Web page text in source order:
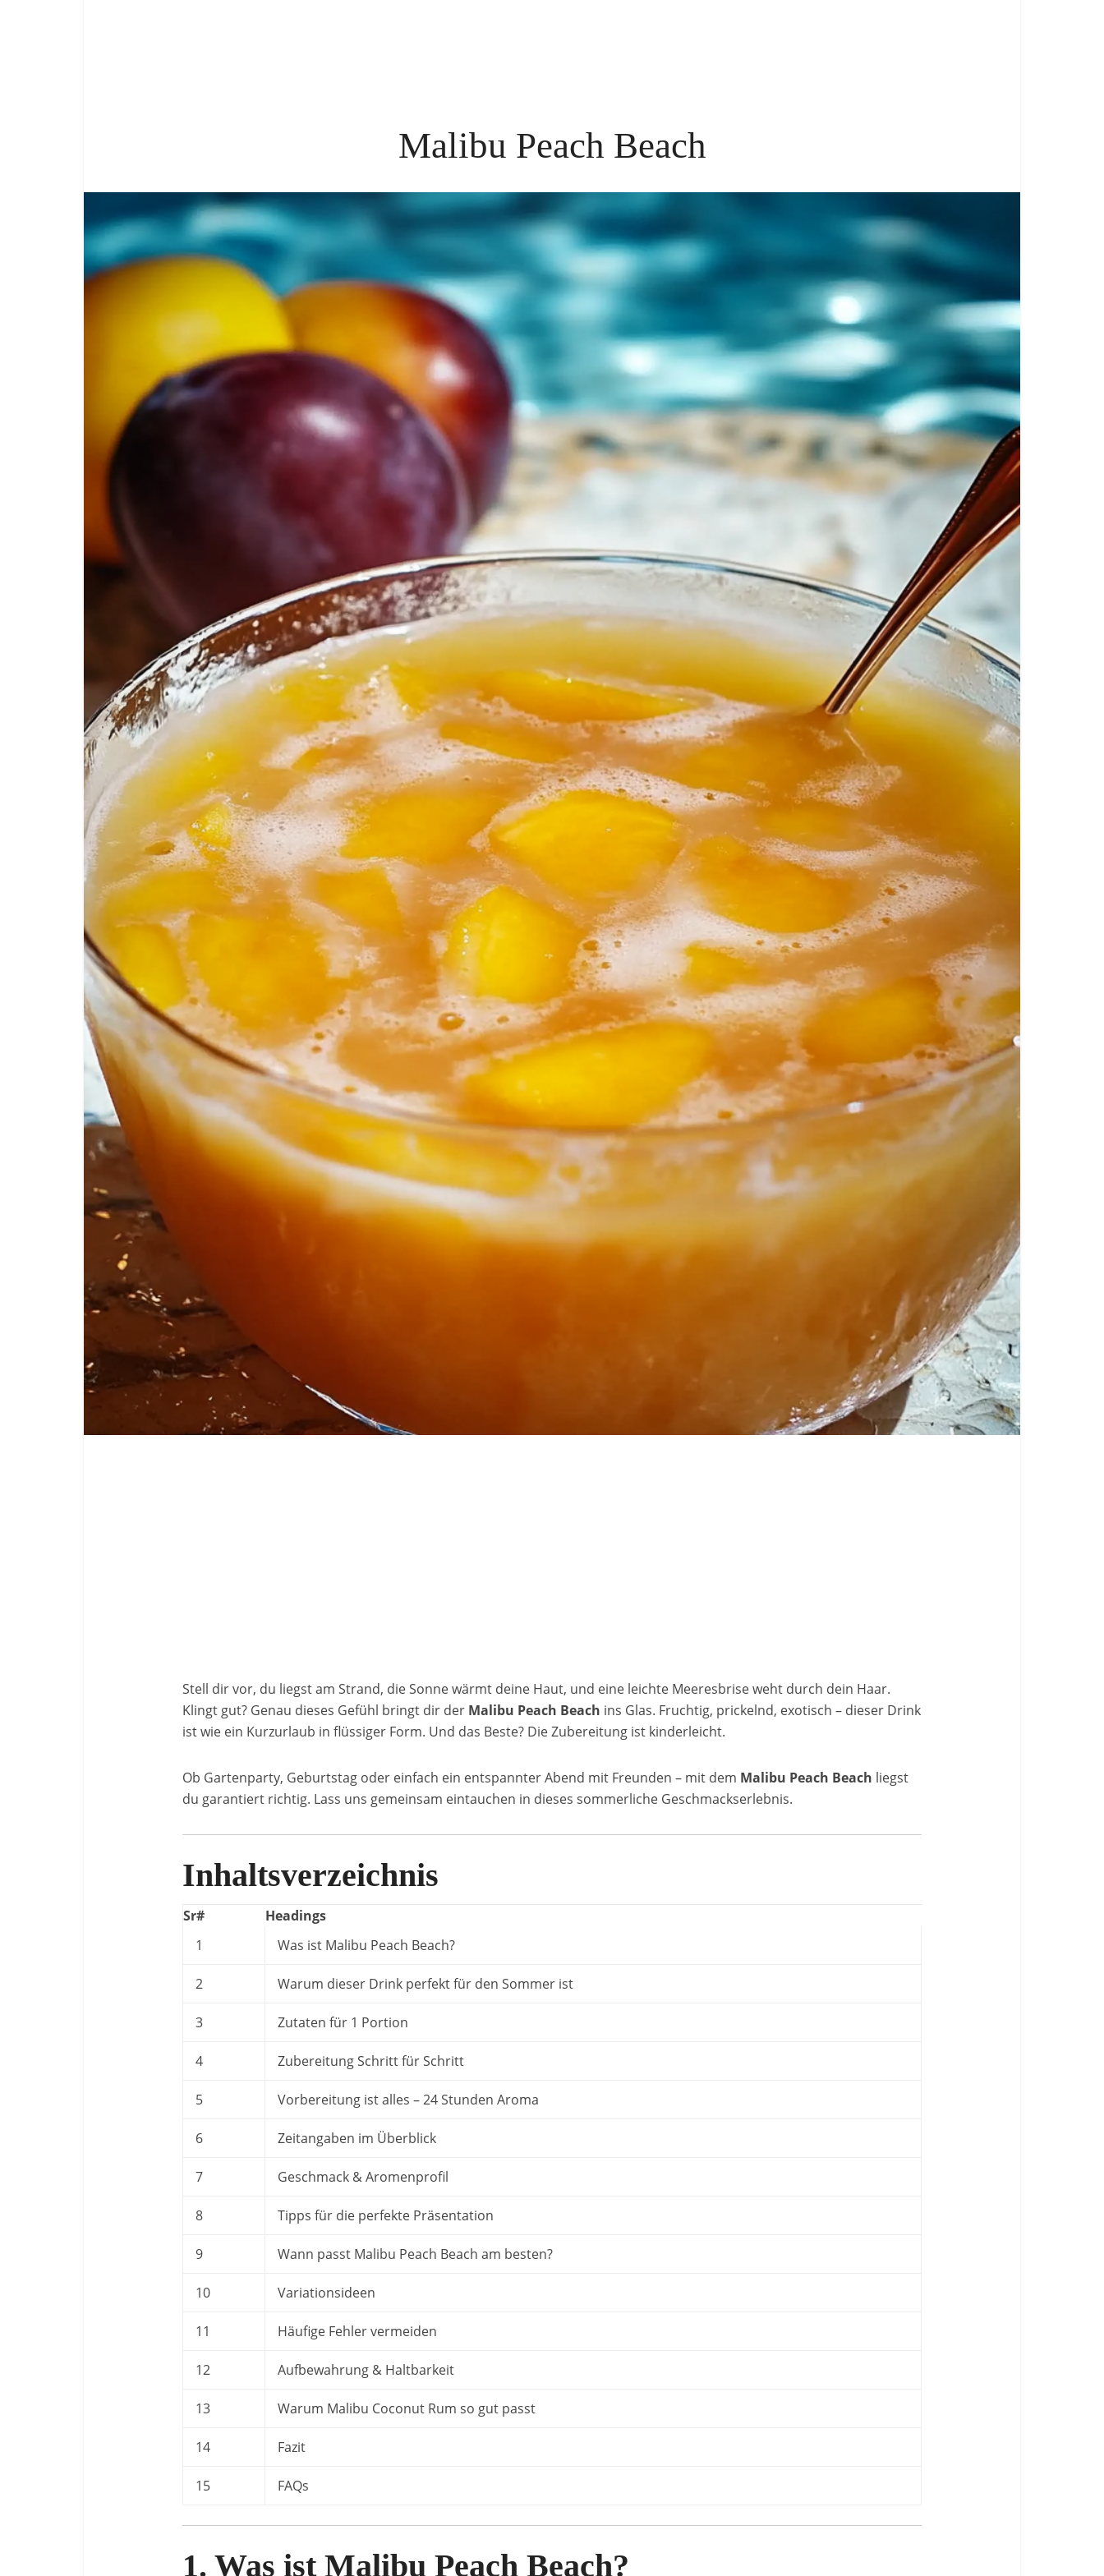
Malibu Peach Beach
Stell dir vor, du liegst am Strand, die Sonne wärmt deine Haut, und eine leichte Meeresbrise weht durch dein Haar.
Klingt gut? Genau dieses Gefühl bringt dir der Malibu Peach Beach ins Glas. Fruchtig, prickelnd, exotisch – dieser Drink
ist wie ein Kurzurlaub in flüssiger Form. Und das Beste? Die Zubereitung ist kinderleicht.
Ob Gartenparty, Geburtstag oder einfach ein entspannter Abend mit Freunden – mit dem Malibu Peach Beach liegst
du garantiert richtig. Lass uns gemeinsam eintauchen in dieses sommerliche Geschmackserlebnis.
Inhaltsverzeichnis
Sr#
Headings
1
Was ist Malibu Peach Beach?
2 Warum dieser Drink perfekt für den Sommer ist
3 Zutaten für 1 Portion
4 Zubereitung Schritt für Schritt
5 Vorbereitung ist alles – 24 Stunden Aroma
6 Zeitangaben im Überblick
7 Geschmack & Aromenprofil
8 Tipps für die perfekte Präsentation
9 Wann passt Malibu Peach Beach am besten?
10 Variationsideen
11 Häufige Fehler vermeiden
12 Aufbewahrung & Haltbarkeit
13 Warum Malibu Coconut Rum so gut passt
14 Fazit
15 FAQs
1. Was ist Malibu Peach Beach?